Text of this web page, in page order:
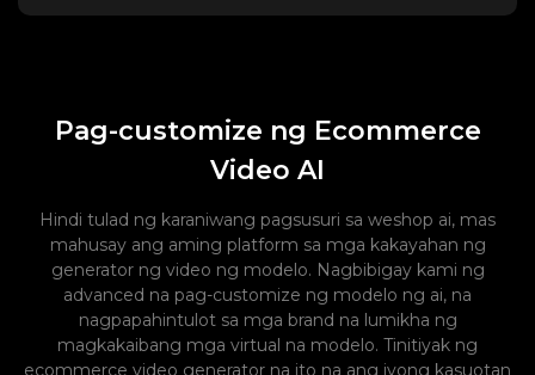
Pag-customize ng Ecommerce
Video AI
Hindi tulad ng karaniwang pagsusuri sa weshop ai, mas
mahusay ang aming platform sa mga kakayahan ng
generator ng video ng modelo. Nagbibigay kami ng
advanced na pag-customize ng modelo ng ai, na
nagpapahintulot sa mga brand na lumikha ng
magkakaibang mga virtual na modelo. Tinitiyak ng
ecommerce video generator na ito na ang iyong kasuotan